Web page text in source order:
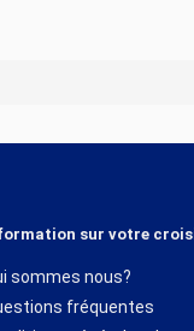
sur votre
sommes nous?
fréquentes